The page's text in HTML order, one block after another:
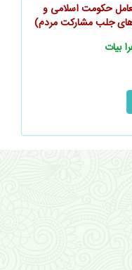
حکومت اسلامی و
جلب مشارکت مردم)
بیات